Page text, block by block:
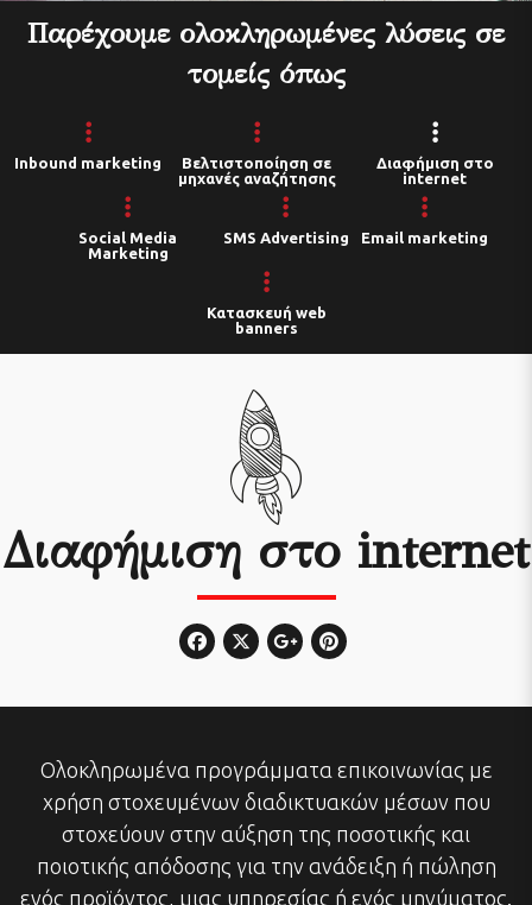
Παρέχουμε ολοκληρωμένες λύσεις σε
τομείς όπως
Inbound marketing
Βελτιστοποίηση σε
μηχανές αναζήτησης
Διαφήμιση στο
internet
Social Media
Marketing
SMS Advertising Email marketing
Κατασκευή web
banners
Διαφήμιση στο internet
Ολοκληρωμένα προγράμματα επικοινωνίας με
χρήση στοχευμένων διαδικτυακών μέσων που
στοχεύουν στην αύξηση της ποσοτικής και
ποιοτικής απόδοσης για την ανάδειξη ή πώληση
ενός προϊόντος, μιας υπηρεσίας ή ενός μηνύματος.